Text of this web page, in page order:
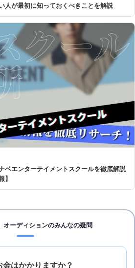
オーディションのみんなの疑問
はかかりますか？
人が最初に知っておくべきことを解説
ベエンターテイメントスクールを徹底解説
】